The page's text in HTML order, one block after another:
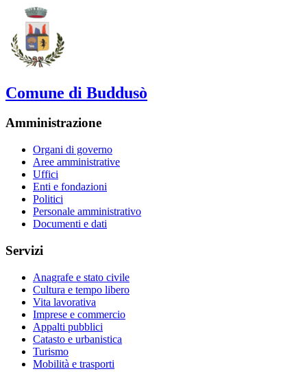
Comune di Buddusò
Amministrazione
Organi di governo
Aree amministrative
Uffici
Enti e fondazioni
Politici
Personale amministrativo
Documenti e dati
Servizi
Anagrafe e stato civile
Cultura e tempo libero
Vita lavorativa
Imprese e commercio
Appalti pubblici
Catasto e urbanistica
Turismo
Mobilità e trasporti